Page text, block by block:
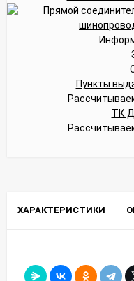
Пункты
ТК
ХАРАКТЕРИСТИКИ